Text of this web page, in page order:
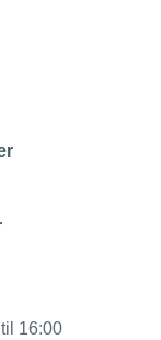
16:00